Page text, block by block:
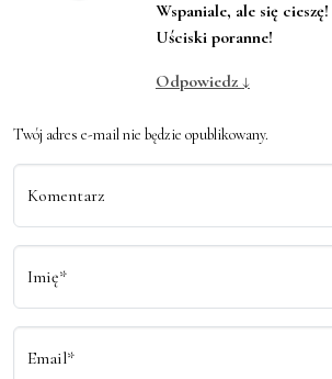
Wspaniale, ale się cieszę!
Uściski poranne!
Odpowiedz ↓
Twój adres e-mail nie będzie opublikowany.
Komentarz
Imię*
Email*